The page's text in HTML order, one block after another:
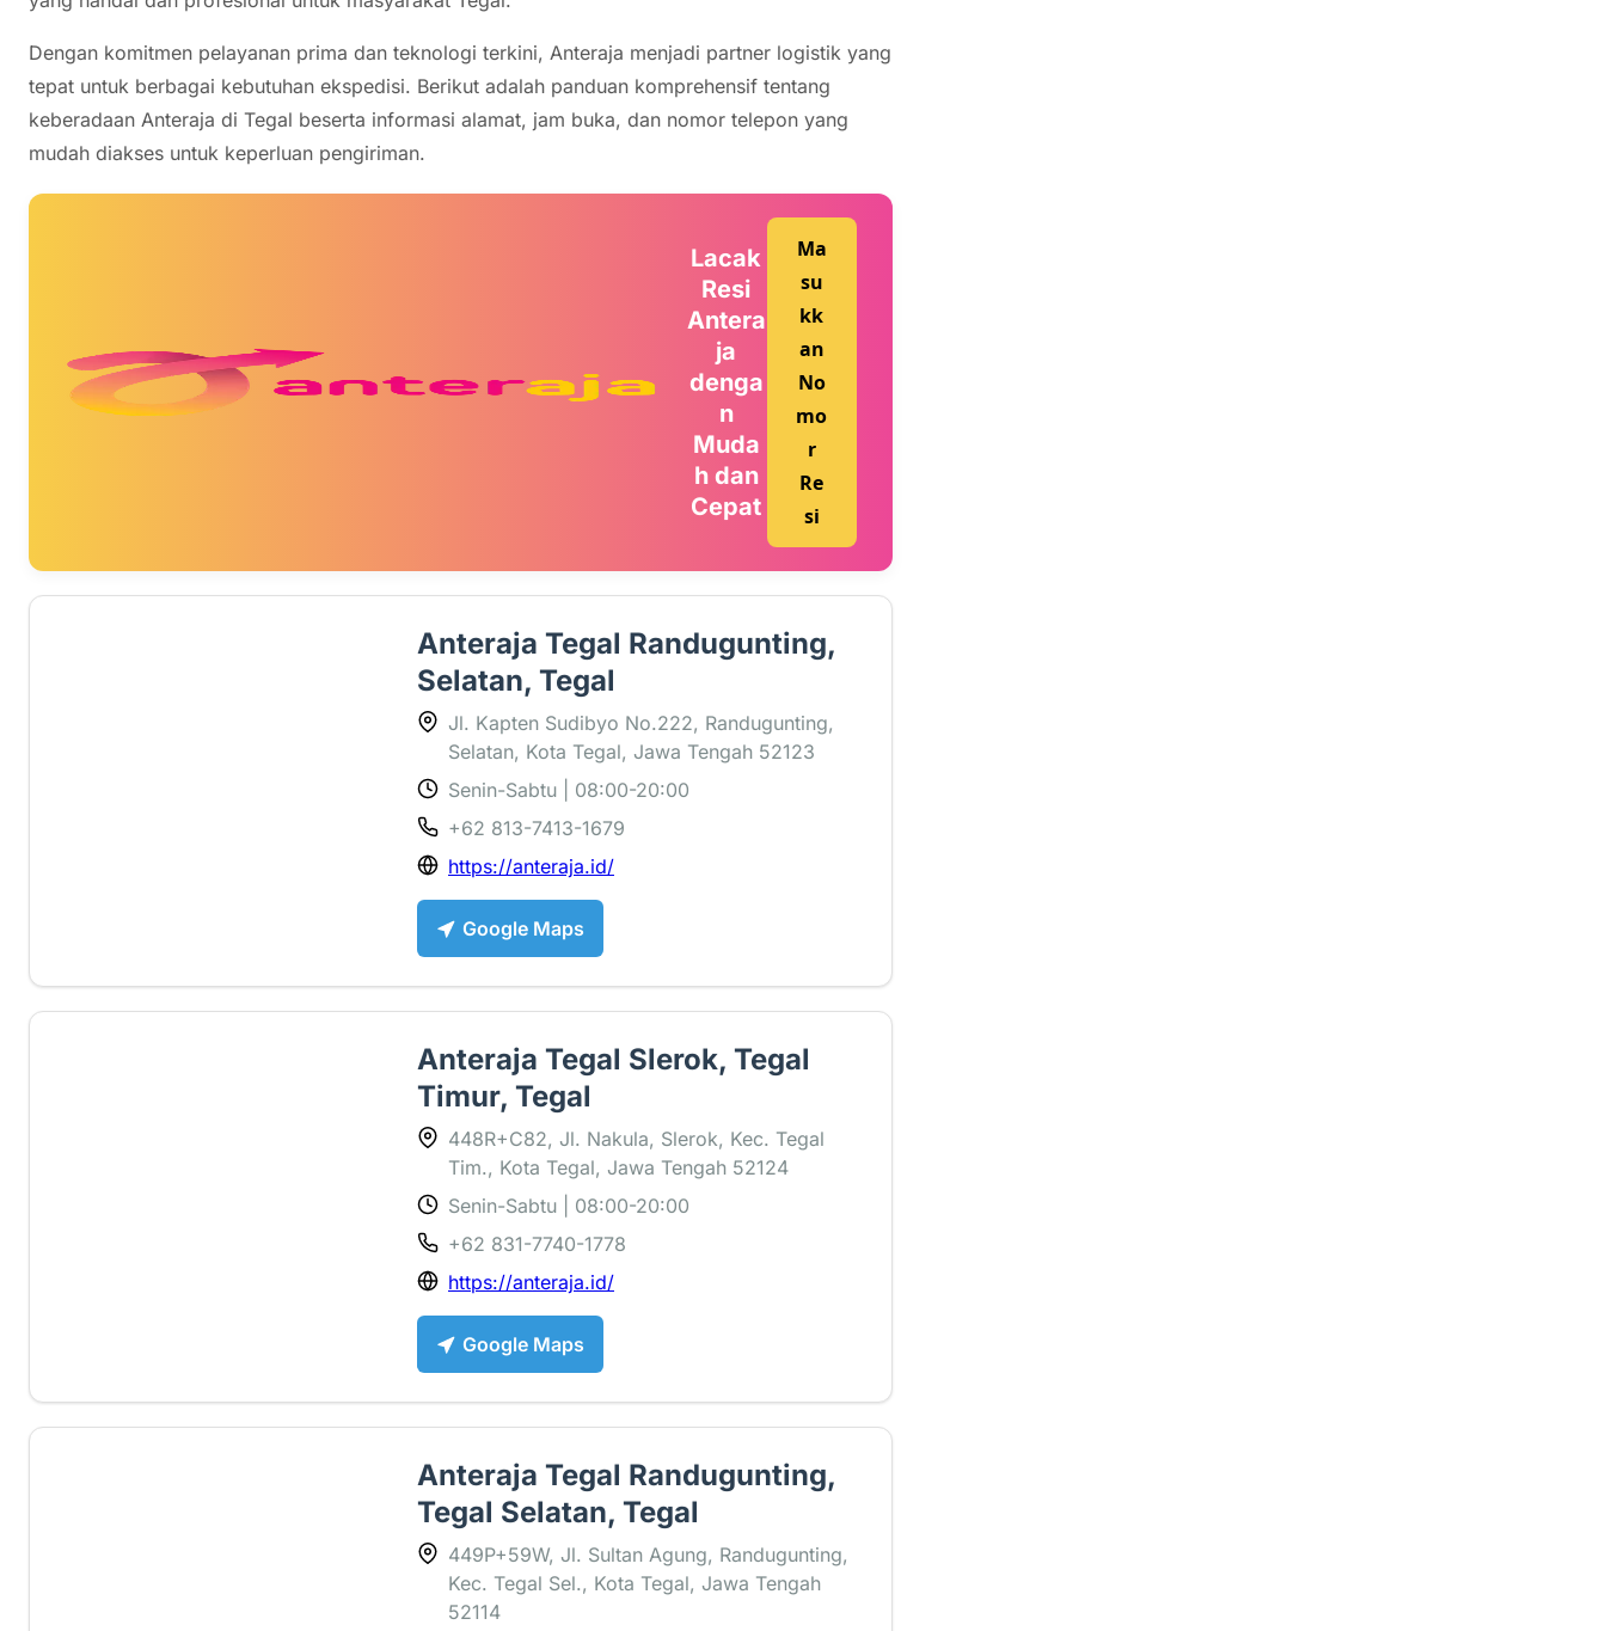
Dengan komitmen pelayanan prima dan teknologi terkini, Anteraja menjadi partner logistik yang
tepat untuk berbagai kebutuhan ekspedisi. Berikut adalah panduan komprehensif tentang
keberadaan Anteraja di Tegal beserta informasi alamat, jam buka, dan nomor telepon yang
mudah diakses untuk keperluan pengiriman.
Lacak
Resi
Antera
ja
denga
n
Muda
h dan
Cepat
Ma
su
kk
an
No
mo
r
Re
si
Anteraja Tegal Randugunting,
Selatan, Tegal
Jl. Kapten Sudibyo No.222, Randugunting,
Selatan, Kota Tegal, Jawa Tengah 52123
Senin-Sabtu | 08:00-20:00
+62 813-7413-1679
https://anteraja.id/
Google Maps
Anteraja Tegal Slerok, Tegal
Timur, Tegal
448R+C82, Jl. Nakula, Slerok, Kec. Tegal
Tim., Kota Tegal, Jawa Tengah 52124
Senin-Sabtu | 08:00-20:00
+62 831-7740-1778
https://anteraja.id/
Google Maps
Anteraja Tegal Randugunting,
Tegal Selatan, Tegal
449P+59W, Jl. Sultan Agung, Randugunting,
Kec. Tegal Sel., Kota Tegal, Jawa Tengah
52114